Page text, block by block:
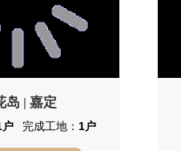
岛 | 嘉定
户 完成工地： 1户